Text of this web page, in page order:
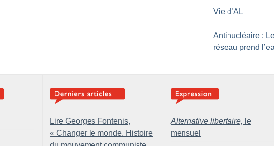
Vie d’AL
Antinucléaire : Le
réseau prend
Lire Georges Fontenis,
« Changer le monde. Histoire
Alternative libertaire, le
mensuel